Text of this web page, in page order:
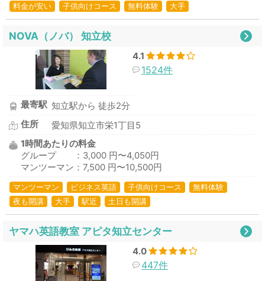
料金が安い 子供向けコース 無料体験 大手
NOVA（ノバ） 知立校
4.1
1524件
最寄駅 知立駅から 徒歩2分
住所
愛知県知立市栄1丁目5
1時間あたりの料金
グループ ：3,000 円〜4,050円
マンツーマン：7,500 円〜10,500円
マンツーマン ビジネス英語 子供向けコース
無料体験
夜も開講
大手 駅近 土日も開講
ヤマハ英語教室 アピタ知立センター
4.0
447件